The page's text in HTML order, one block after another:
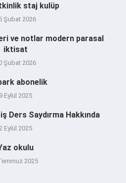
staj kulüp
Şubat 2026
ve notlar modern parasal
iktisat
Şubat 2026
abonelik
9 Eylül 2025
Ders Saydırma Hakkında
2 Eylül 2025
okulu
2025